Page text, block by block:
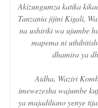
Akizungumza katika
Tanzania jijini Kigali,
na ushiriki wa ujumbe
mapema ni
dhamira ya
Aidha, Waziri
imewezesha wajumbe
ya majadiliano yenye